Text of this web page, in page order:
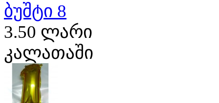
ბუშტი 8
3.50 ლარი
კალათაში